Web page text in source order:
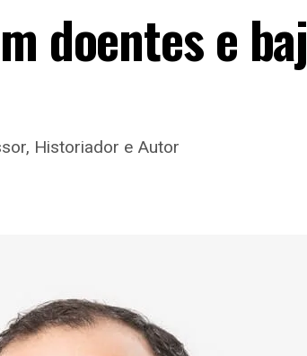
doentes e
Historiador e Autor